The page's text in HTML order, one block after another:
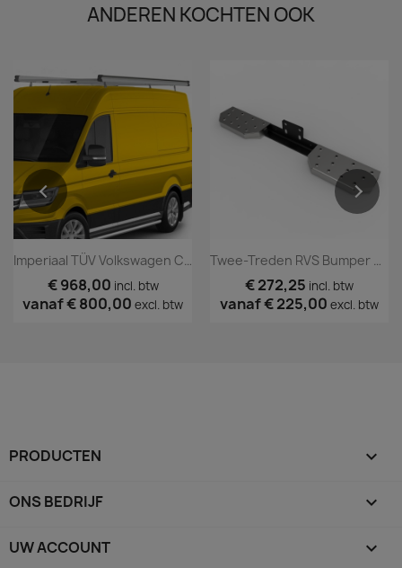
ANDEREN KOCHTEN OOK
€ 968,00 incl. btw
vanaf€ 800,00 excl. btw
€ 272,25 incl. btw
vanaf€ 225,00 excl. btw
PRODUCTEN 
ONS BEDRIJF 
UW ACCOUNT 